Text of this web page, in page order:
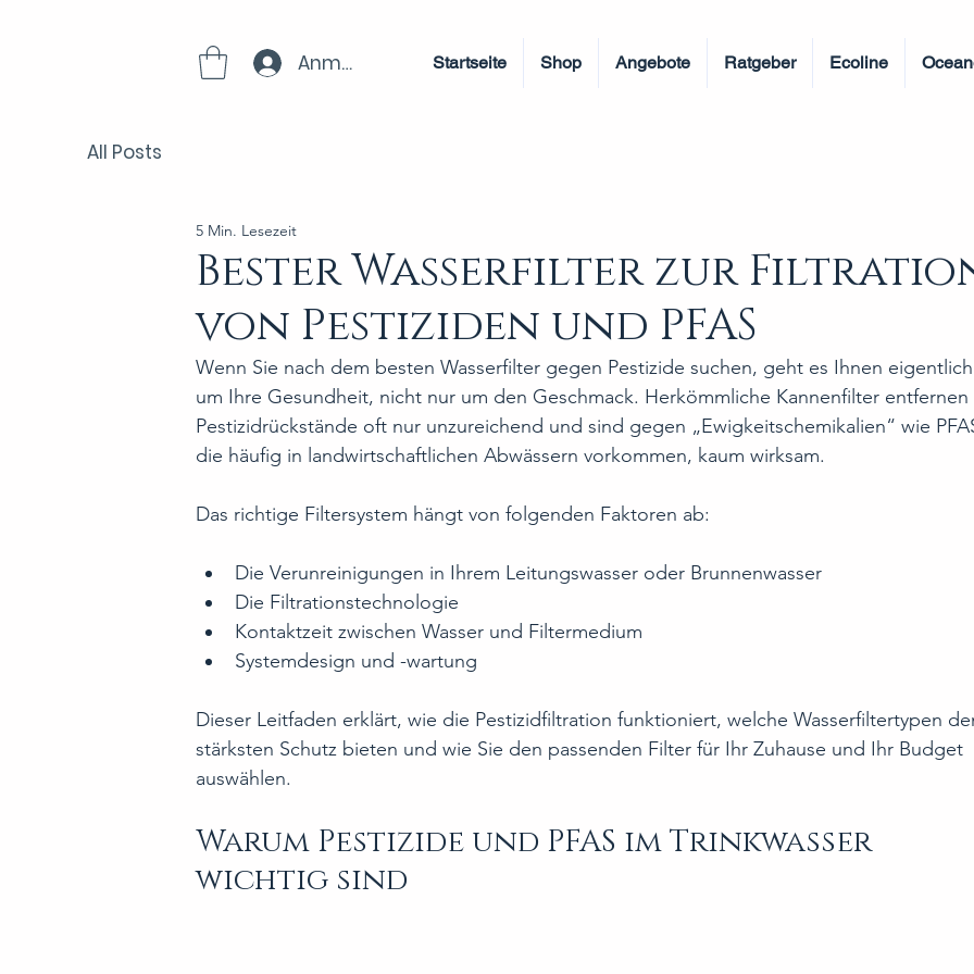
Anmelden Startseite Shop Angebote Ratgeber Ecoline
All Posts
Bester Wasserfilter zur
von Pestiziden und PFAS
5 Min. Lesezeit
Wenn Sie nach dem besten Wasserfilter gegen Pestizide suchen, geht es Ihnen
um Ihre Gesundheit, nicht nur um den Geschmack. Herkömmliche Kannenfilter entfernen
Pestizidrückstände oft nur unzureichend und sind gegen „Ewigkeitschemikalien“ wie
die häufig in landwirtschaftlichen Abwässern vorkommen, kaum wirksam.
Das richtige Filtersystem hängt von folgenden Faktoren ab:
Die Verunreinigungen in Ihrem Leitungswasser oder Brunnenwasser
Die Filtrationstechnologie
Kontaktzeit zwischen Wasser und Filtermedium
Systemdesign und -wartung
Dieser Leitfaden erklärt, wie die Pestizidfiltration funktioniert, welche Wasserfiltertypen
stärksten Schutz bieten und wie Sie den passenden Filter für Ihr Zuhause und Ihr Budget
auswählen.
Warum Pestizide und PFAS im Trinkwasser
wichtig sind